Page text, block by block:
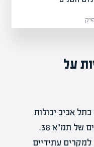
על
אביב יכולות
להשפיע באופן משמעותי על פרויקטים של תמ"א 38.
עתידיים